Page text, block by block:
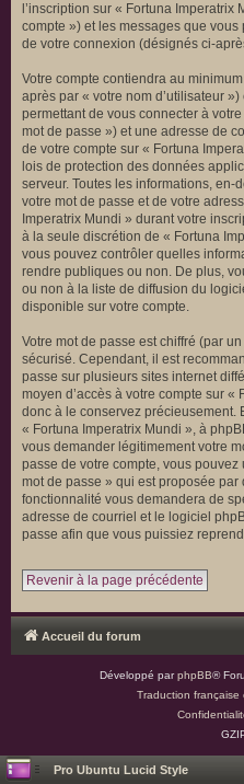
l’inscription sur « Fortuna
compte ») et les messages que
de votre connexion (désignés ci-
Votre compte contiendra au
après par « votre nom d’utilisateur
permettant de vous connecter à
mot de passe ») et une adresse de
de votre compte sur « Fortuna
lois de protection des données
serveur. Toutes les informations, en-
votre mot de passe et de votre
Imperatrix Mundi » durant votre
à la seule discrétion de « Fortuna
vous pouvez contrôler quelles
rendre publiques ou non. De plus,
ou non à la liste de diffusion du
disponible sur votre compte.
Votre mot de passe est chiffré (par
sécurisé. Cependant, il est
passe sur plusieurs sites internet
moyen d’accès à votre compte sur
donc à le conservez précieusement.
« Fortuna Imperatrix Mundi », à
vous demander légitimement votre
passe de votre compte, vous pouvez
mot de passe » qui est proposée
fonctionnalité vous demandera de
adresse de courriel et le logiciel
passe afin que vous puissiez
Revenir à la page précédente
Accueil du forum
Développé parphpBB®
Traduction française
Pro Ubuntu Lucid Style